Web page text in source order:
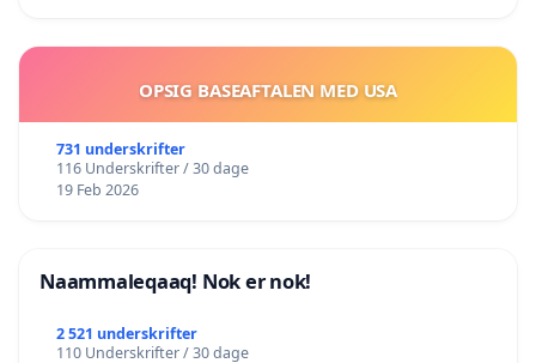
OPSIG BASEAFTALEN MED USA
731 underskrifter
116 Underskrifter / 30 dage
19 Feb 2026
Naammaleqaaq! Nok er nok!
2 521 underskrifter
110 Underskrifter / 30 dage